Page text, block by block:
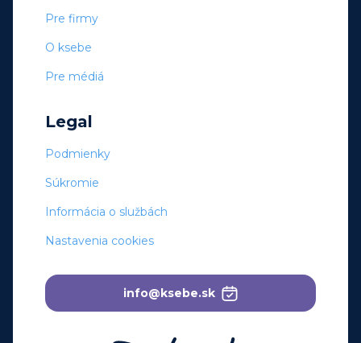
Pre firmy
O ksebe
Pre médiá
Legal
Podmienky
Súkromie
Informácia o službách
Nastavenia cookies
info@ksebe.sk